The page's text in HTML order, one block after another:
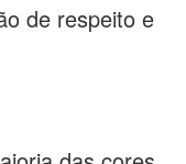
de respeito e